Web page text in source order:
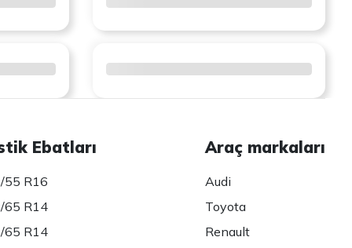
Ebatları
55 R16
65 R14
65 R14
Araç markaları
Audi
Toyota
Renault